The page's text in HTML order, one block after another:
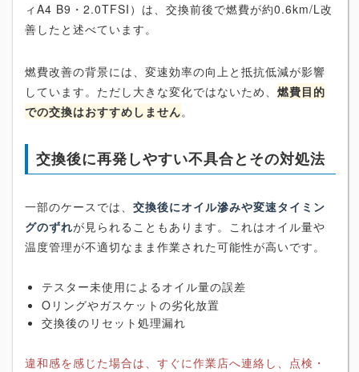
ィA4 B9・2.0TFSI）は、交換前後で燃費が約0.6km/L改
善したと述べています。
燃費改善の背景には、変速効率の向上と抵抗低減が影響
しています。ただし大きな変化ではないため、 燃費目的
での交換はおすすめしません。
交換後に再発しやすい不具合とその対処法
一部のケースでは、 交換後にオイル滲みや変速タイミン
グのずれが見られることもあります。これはオイル量や
温度管理が不適切なまま作業された可能性が高いです。
テスター未使用によるオイル量の誤差
Oリングやガスケットの劣化放置
交換後のリセット処理漏れ
違和感を感じた場合は、すぐに作業店へ連絡し、点検・